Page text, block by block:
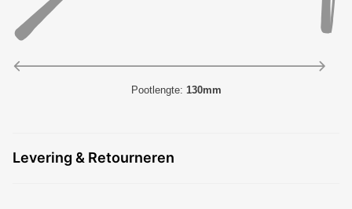
Pootlengte: 130mm
Levering & Retourneren